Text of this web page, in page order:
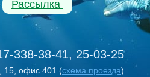
Рассылка
338-38-41, 25-03-25
15, офис 401 (схема проезда)